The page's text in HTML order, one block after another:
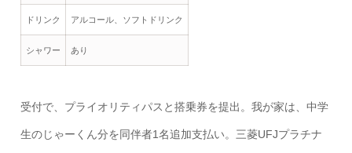
ドリンク アルコール、ソフトドリンク
シャワー あり
受付で、プライオリティパスと搭乗券を提出。我が家は、中学
生のじゃーくん分を同伴者1名追加支払い。三菱UFJプラチナ